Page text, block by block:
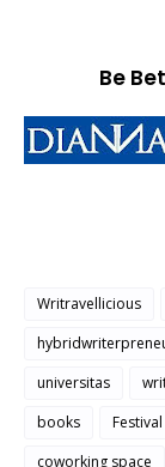
Be
Writravellicious
universitas
books
Festival
coworking space